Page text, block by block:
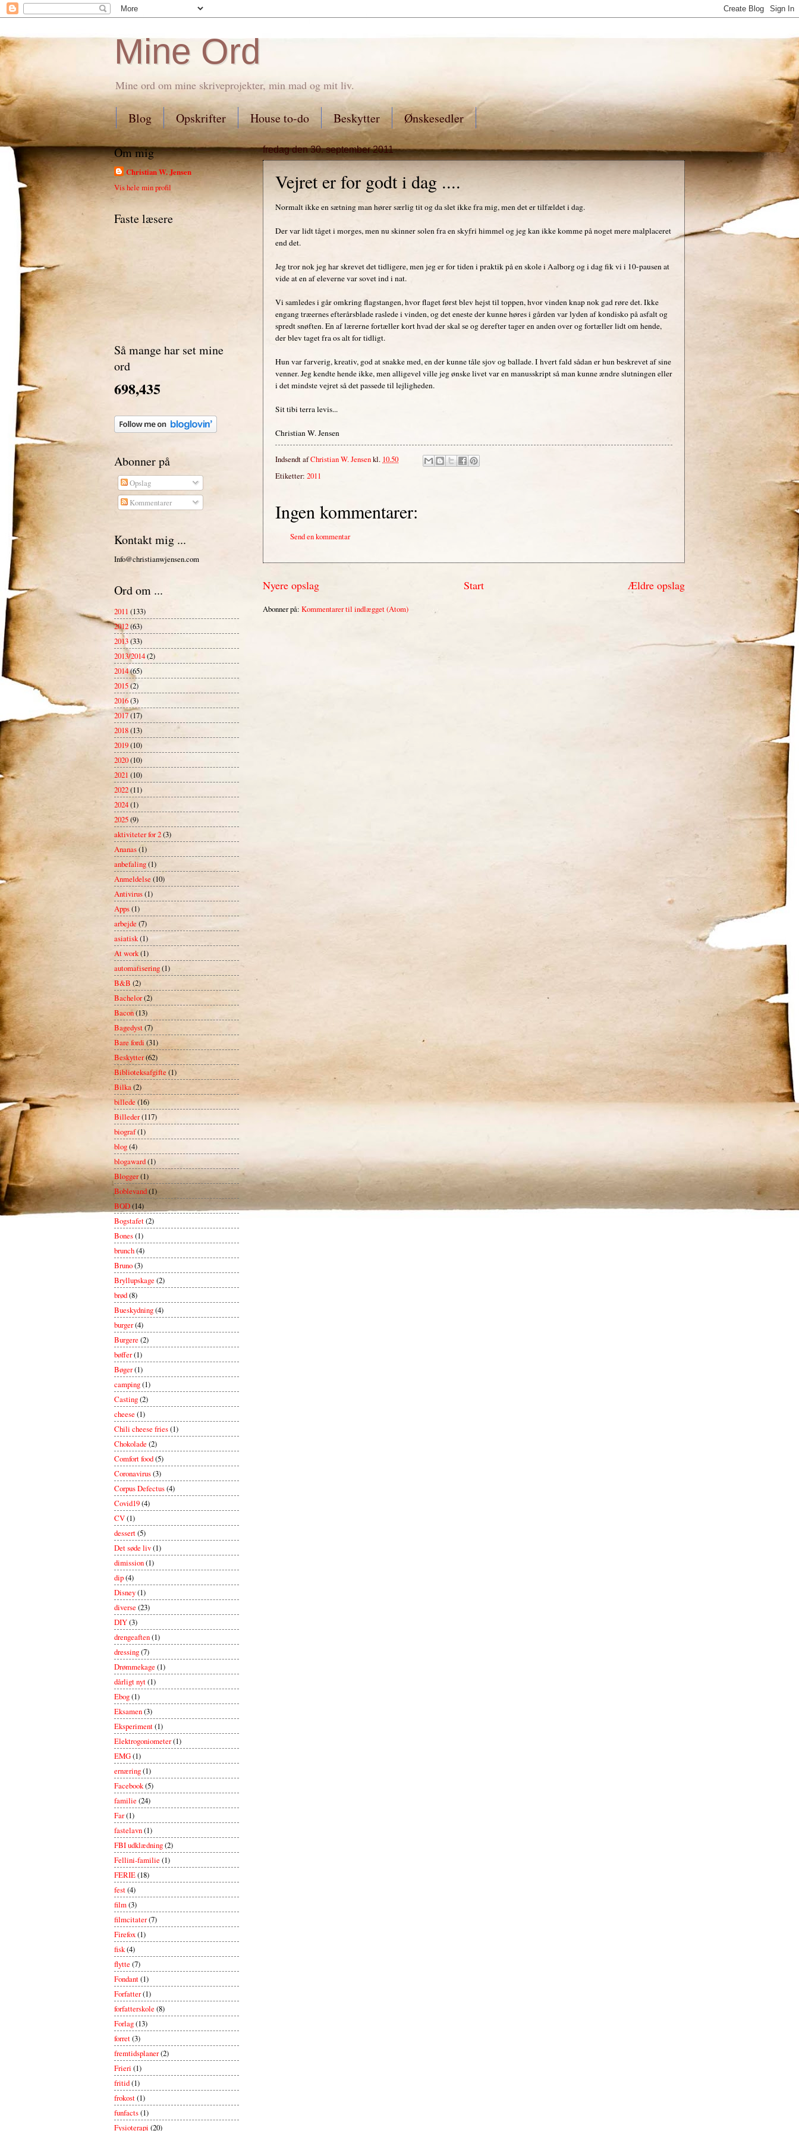
Mine Ord
Mine ord om mine skriveprojekter, min mad og mit liv.
Blog Opskrifter House to-do Beskytter Ønskesedler
fredag den 30. september 2011
Vejret er for godt i dag ....
Normalt ikke en sætning man hører særlig tit og da slet ikke fra mig, men det er tilfældet i dag.
Der var lidt tåget i morges, men nu skinner solen fra en skyfri himmel og jeg kan ikke komme på noget mere malplaceret
end det.
Jeg tror nok jeg har skrevet det tidligere, men jeg er for tiden i praktik på en skole i Aalborg og i dag fik vi i 10-pausen at
vide at en af eleverne var sovet ind i nat.
Vi samledes i går omkring flagstangen, hvor flaget først blev hejst til toppen, hvor vinden knap nok gad røre det. Ikke
engang træernes efterårsblade raslede i vinden, og det eneste der kunne høres i gården var lyden af kondisko på asfalt og
spredt snøften. En af lærerne fortæller kort hvad der skal se og derefter tager en anden over og fortæller lidt om hende,
der blev taget fra os alt for tidligt.
Hun var farverig, kreativ, god at snakke med, en der kunne tåle sjov og ballade. I hvert fald sådan er hun beskrevet af sine
venner. Jeg kendte hende ikke, men alligevel ville jeg ønske livet var en manusskript så man kunne ændre slutningen eller
i det mindste vejret så det passede til lejligheden.
Sit tibi terra levis...
Christian W. Jensen
Indsendt afChristian W. Jensenkl. 10.50
Etiketter: 2011
Ingen kommentarer:
Send en kommentar
Nyere opslag Ældre opslag
Start
Abonner på: Kommentarer til indlægget (Atom)
Om mig
Christian W. Jensen
Vis hele min profil
Faste læsere
Så mange har set mine
ord
698,435
Abonner på
Opslag
Kommentarer
Kontakt mig ...
Info@christianwjensen.com
Ord om ...
2011 (133)
2012(63)
2013(33)
2013/2014(2)
2014(65)
2015(2)
2016(3)
2017(17)
2018(13)
2019(10)
2020(10)
2021 (10)
2022(11)
2024(1)
2025(9)
aktiviteter for 2(3)
Ananas(1)
anbefaling(1)
Anmeldelse(10)
Antivirus(1)
Apps(1)
arbejde (7)
asiatisk(1)
At work(1)
automatisering(1)
B&B (2)
Bachelor(2)
Bacon(13)
Bagedyst(7)
Bare fordi (31)
Beskytter(62)
Biblioteksafgifte (1)
Bilka(2)
billede (16)
Billeder(117)
biograf(1)
blog(4)
blogaward(1)
Blogger(1)
Boblevand(1)
BOD(14)
Bogstafet(2)
Bones(1)
brunch(4)
Bruno(3)
Bryllupskage(2)
brød(8)
Bueskydning(4)
burger(4)
Burgere(2)
bøffer(1)
Bøger(1)
camping(1)
Casting(2)
cheese(1)
Chili cheese fries(1)
Chokolade(2)
Comfort food(5)
Coronavirus(3)
Corpus Defectus(4)
Covid19(4)
CV(1)
dessert(5)
Det søde liv(1)
dimission(1)
dip(4)
Disney(1)
diverse(23)
DIY(3)
drengeaften(1)
dressing(7)
Drømmekage(1)
dårligt nyt(1)
Ebog(1)
Eksamen(3)
Eksperiment(1)
Elektrogoniometer(1)
EMG(1)
ernæring(1)
Facebook(5)
familie(24)
Far(1)
fastelavn(1)
FBI udklædning(2)
Fellini-familie(1)
FERIE(18)
fest(4)
film(3)
filmcitater(7)
Firefox(1)
fisk(4)
flytte(7)
Fondant(1)
Forfatter(1)
forfatterskole(8)
Forlag(13)
forret(3)
fremtidsplaner(2)
Frieri (1)
fritid(1)
frokost(1)
funfacts(1)
Fysioterapi (20)